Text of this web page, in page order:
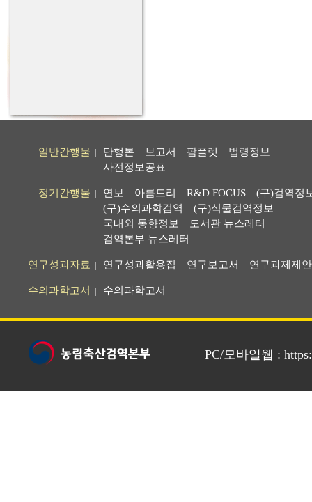
일반간행물 단행본 보고서 팜플렛
법령정보
사전정보공표
정기간행물 연보 아름드리 R&D FOCUS
(구)검역정
(구)수의과학검역
(구)식물검역정보
국내외 동향정보
도서관 뉴스레터
검역본부 뉴스레터
연구성과자료 연구성과활용집 연구보고서 연구과제제
수의과학고서 수의과학고서
PC/모바일웹 :